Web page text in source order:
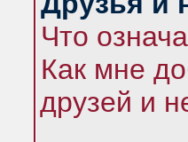
Что
Как мне
друзей и